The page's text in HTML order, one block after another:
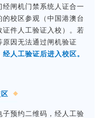
闸机门禁系统人证合一
的校区参观
（中国港澳台
证件人工验证入校）。若
因无法通过闸机验证
人工验证后进入校区。
预约二维码，经人工验